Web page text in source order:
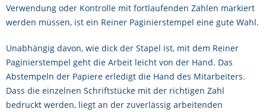
Verwendung oder Kontrolle mit fortlaufenden Zahlen markiert
werden müssen, ist ein Reiner Paginierstempel eine gute Wahl.
Unabhängig davon, wie dick der Stapel ist, mit dem Reiner
Paginierstempel geht die Arbeit leicht von der Hand. Das
Abstempeln der Papiere erledigt die Hand des Mitarbeiters.
Dass die einzelnen Schriftstücke mit der richtigen Zahl
bedruckt werden, liegt an der zuverlässig arbeitenden